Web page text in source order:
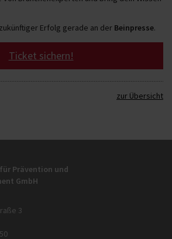
Erfolg gerade an der Beinpresse.
Ticket sichern!
zur Übersicht
Prävention und
GmbH
3